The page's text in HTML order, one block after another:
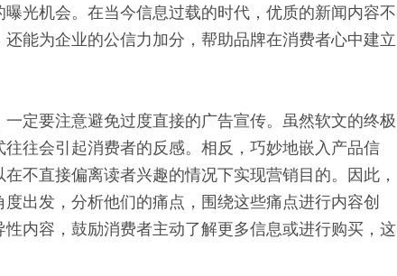
光机会。在当今信息过载的时代，优质的新闻内容不
能为企业的公信力加分，帮助品牌在消费者心中建立
定要注意避免过度直接的广告宣传。虽然软文的终极
往会引起消费者的反感。相反，巧妙地嵌入产品信
不直接偏离读者兴趣的情况下实现营销目的。因此，
出发，分析他们的痛点，围绕这些痛点进行内容创
内容，鼓励消费者主动了解更多信息或进行购买，这